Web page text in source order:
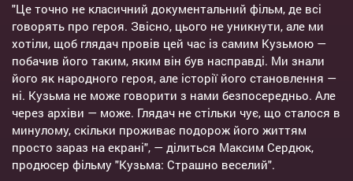
"Це точно не класичний документальний фільм, де всі
говорять про героя. Звісно, цього не уникнути, але ми
хотіли, щоб глядач провів цей час із самим Кузьмою —
побачив його таким, яким він був насправді. Ми знали
його як народного героя, але історії його становлення —
ні. Кузьма не може говорити з нами безпосередньо. Але
через архіви — може. Глядач не стільки чує, що сталося в
минулому, скільки проживає подорож його життям
просто зараз на екрані", — ділиться Максим Сердюк,
продюсер фільму "Кузьма: Страшно веселий".